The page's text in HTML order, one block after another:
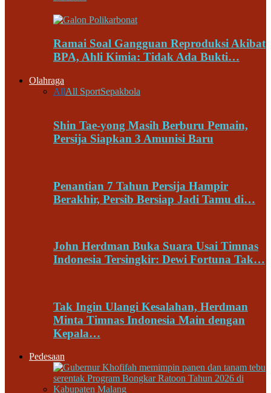
Ramai Soal Gangguan Reproduksi Akibat
BPA, Ahli Kimia: Tidak Ada Bukti…
Olahraga
AllAll SportSepakbola
Shin Tae-yong Masih Berburu Pemain,
Persija Siapkan 3 Amunisi Baru
Penantian 7 Tahun Persija Hampir
Berakhir, Persib Bersiap Jadi Tamu di…
John Herdman Buka Suara Usai Timnas
Indonesia Tersingkir: Dewi Fortuna Tak…
Tak Ingin Ulangi Kesalahan, Herdman
Minta Timnas Indonesia Main dengan
Kepala…
Pedesaan